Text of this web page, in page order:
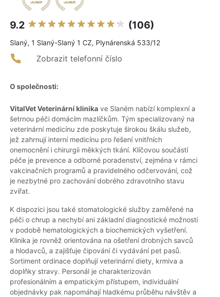
9.2 (106)
Slaný, 1 Slaný-Slaný 1 CZ, Plynárenská 533/12
Zobrazit telefonní číslo
O společnosti:
VitalVet Veterinární klinika ve Slaném nabízí komplexní a
šetrnou péči domácím mazlíčkům. Tým specializovaný na
veterinární medicínu zde poskytuje širokou škálu služeb,
jež zahrnují interní medicínu pro řešení vnitřních
onemocnění i chirurgii měkkých tkání. Klíčovou součástí
péče je prevence a odborné poradenství, zejména v rámci
vakcinačních programů a pravidelného odčervování, což
je nezbytné pro zachování dobrého zdravotního stavu
zvířat.
K dispozici jsou také stomatologické služby zaměřené na
péči o chrup a nechybí ani základní diagnostické možnosti
v podobě hematologických a biochemických vyšetření.
Klinika je rovněž orientována na ošetření drobných savců
a hlodavců, a zajišťuje čipování či vydávání pet pasů.
Sortiment ordinace doplňují veterinární diety, krmiva a
doplňky stravy. Personál je charakterizován
profesionálním a empatickým přístupem, individuální
objednávky pak napomáhají hladkému průběhu návštěv a